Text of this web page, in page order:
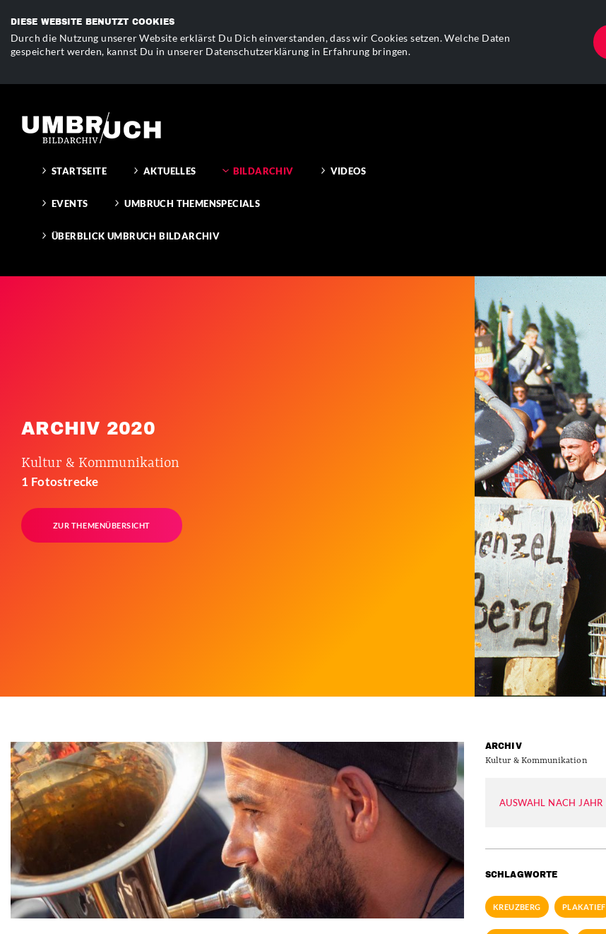
DIESE WEBSITE BENUTZT COOKIES
Durch die Nutzung unserer Website erklärst Du Dich einverstanden, dass wir Cookies setzen. Welche Daten
gespeichert werden, kannst Du in unserer Datenschutzerklärung in Erfahrung bringen.
STARTSEITE AKTUELLES BILDARCHIV VIDEOS
EVENTS UMBRUCH THEMENSPECIALS
ÜBERBLICK UMBRUCH BILDARCHIV
ARCHIV 2020
Kultur & Kommunikation
1 Fotostrecke
ZUR THEMENÜBERSICHT
ARCHIV
Kultur & Kommunikation
AUSWAHL NACH JAHR
SCHLAGWORTE
KREUZBERG PLAKATIEF